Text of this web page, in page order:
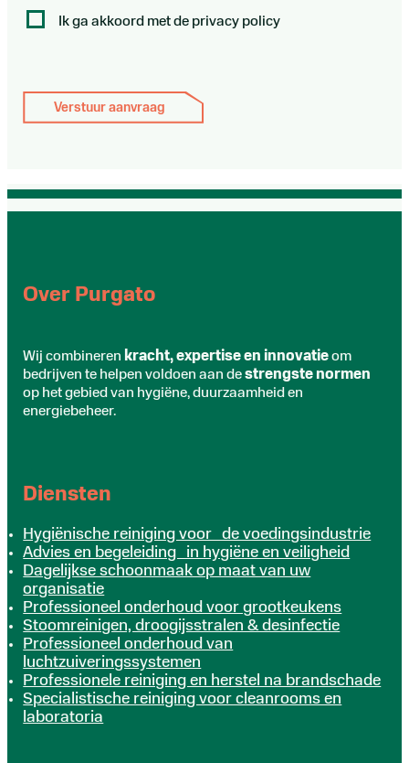
Ik ga akkoord met de privacy policy
Over Purgato
Wij combineren kracht, expertise en innovatieom
bedrijven te helpen voldoen aan destrengste normen
op het gebied van hygiëne, duurzaamheid en
energiebeheer.
Diensten
Hygiënische reiniging voor de voedingsindustrie
Advies en begeleiding in hygiëne en veiligheid
Dagelijkse schoonmaak op maat van uw
organisatie
Professioneel onderhoud voor grootkeukens
Stoomreinigen, droogijsstralen & desinfectie
Professioneel onderhoud van
luchtzuiveringssystemen
Professionele reiniging en herstel na brandschade
Specialistische reiniging voor cleanrooms en
laboratoria